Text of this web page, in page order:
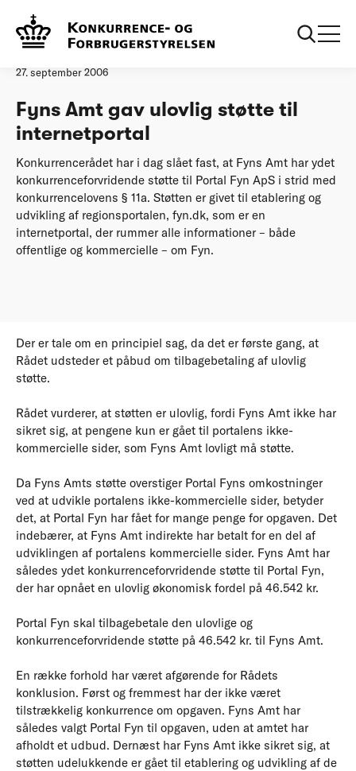
Forside
27. september 2006
Fyns Amt gav ulovlig støtte til
internetportal
Konkurrencerådet har i dag slået fast, at Fyns Amt har ydet
konkurrenceforvridende støtte til Portal Fyn ApS i strid med
konkurrencelovens § 11a. Støtten er givet til etablering og
udvikling af regionsportalen, fyn.dk, som er en
internetportal, der rummer alle informationer – både
offentlige og kommercielle – om Fyn.
Der er tale om en principiel sag, da det er første gang, at
Rådet udsteder et påbud om tilbagebetaling af ulovlig
støtte.
Rådet vurderer, at støtten er ulovlig, fordi Fyns Amt ikke har
sikret sig, at pengene kun er gået til portalens ikke-
kommercielle sider, som Fyns Amt lovligt må støtte.
Da Fyns Amts støtte overstiger Portal Fyns omkostninger
ved at udvikle portalens ikke-kommercielle sider, betyder
det, at Portal Fyn har fået for mange penge for opgaven. Det
indebærer, at Fyns Amt indirekte har betalt for en del af
udviklingen af portalens kommercielle sider. Fyns Amt har
således ydet konkurrenceforvridende støtte til Portal Fyn,
der har opnået en ulovlig økonomisk fordel på 46.542 kr.
Portal Fyn skal tilbagebetale den ulovlige og
konkurrenceforvridende støtte på 46.542 kr. til Fyns Amt.
En række forhold har været afgørende for Rådets
konklusion. Først og fremmest har der ikke været
tilstrækkelig konkurrence om opgaven. Fyns Amt har
således valgt Portal Fyn til opgaven, uden at amtet har
afholdt et udbud. Dernæst har Fyns Amt ikke sikret sig, at
støtten udelukkende er gået til etablering og udvikling af de